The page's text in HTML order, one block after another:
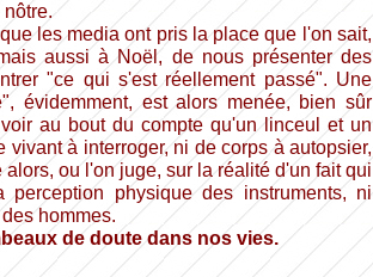
les media ont pris la place que l'on sait,
aussi à Noël, de nous présenter des
"ce qui s'est réellement passé". Une
évidemment, est alors menée, bien sûr
au bout du compte qu'un linceul et un
vivant à interroger, ni de corps à autopsier,
ou l'on juge, sur la réalité d'un fait qui
physique des instruments, ni
hommes.
de doute dans nos vies.